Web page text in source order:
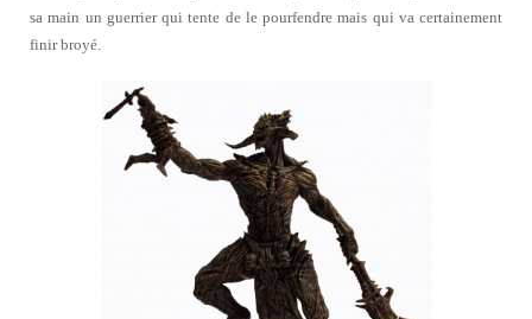
sa main un guerrier qui tente de le pourfendre mais qui va certainement
finir broyé.